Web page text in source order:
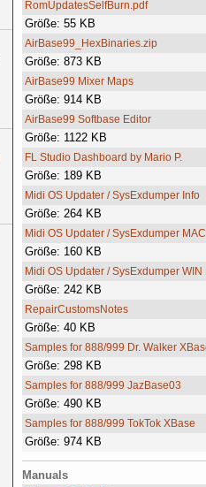
RomUpdatesSelfBurn.pdf
Größe: 55 KB
AirBase99_HexBinaries.zip
Größe: 873 KB
AirBase99 Mixer Maps
Größe: 914 KB
AirBase99 Softbase Editor
Größe: 1122 KB
FL Studio Dashboard by Mario P.
Größe: 189 KB
Midi OS Updater / SysExdumper Info
Größe: 264 KB
Midi OS Updater / SysExdumper MAC
Größe: 160 KB
Midi OS Updater / SysExdumper WIN
Größe: 242 KB
RepairCustomsNotes
Größe: 40 KB
Samples for 888/999 Dr. Walker
Größe: 298 KB
Samples for 888/999 JazBase03
Größe: 490 KB
Samples for 888/999 TokTok XBase
Größe: 974 KB
Manuals